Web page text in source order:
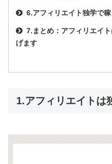
6.アフィリエイト独学で
7.まとめ：アフィリエイ
げます
1.アフィリエイトは